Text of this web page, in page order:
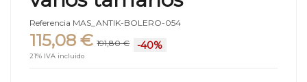
Referencia MAS_ANTIK-BOLERO-054
115,08 € 191,80 € -40%
21% IVA incluido